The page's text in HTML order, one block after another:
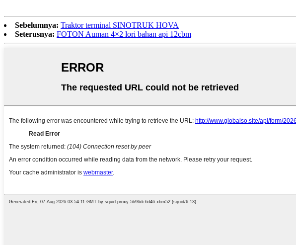
Sebelumnya: Traktor terminal SINOTRUK HOVA
Seterusnya: FOTON Auman 4×2 lori bahan api 12cbm